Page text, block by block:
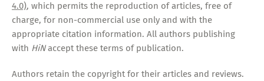
4.0), which permits the reproduction of articles, free of
charge, for non-commercial use only and with the
appropriate citation information. All authors publishing
with HiNaccept these terms of publication.
Authors retain the copyright for their articles and reviews.